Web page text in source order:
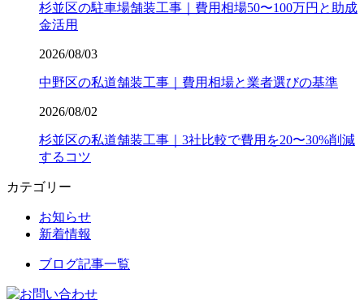
杉並区の駐車場舗装工事｜費用相場50〜100万円と助成
金活用
2026/08/03
中野区の私道舗装工事｜費用相場と業者選びの基準
2026/08/02
杉並区の私道舗装工事｜3社比較で費用を20〜30%削減
するコツ
カテゴリー
お知らせ
新着情報
ブログ記事一覧